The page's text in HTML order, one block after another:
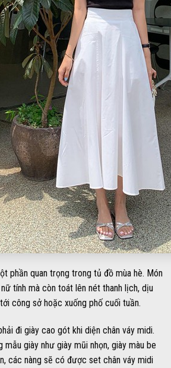
phần quan trọng trong tủ đồ mùa hè. Món
tính mà còn toát lên nét thanh lịch, dịu
công sở hoặc xuống phố cuối tuần.
đi giày cao gót khi diện chân váy midi.
mẫu giày như giày mũi nhọn, giày màu be
các nàng sẽ có được set chân váy midi